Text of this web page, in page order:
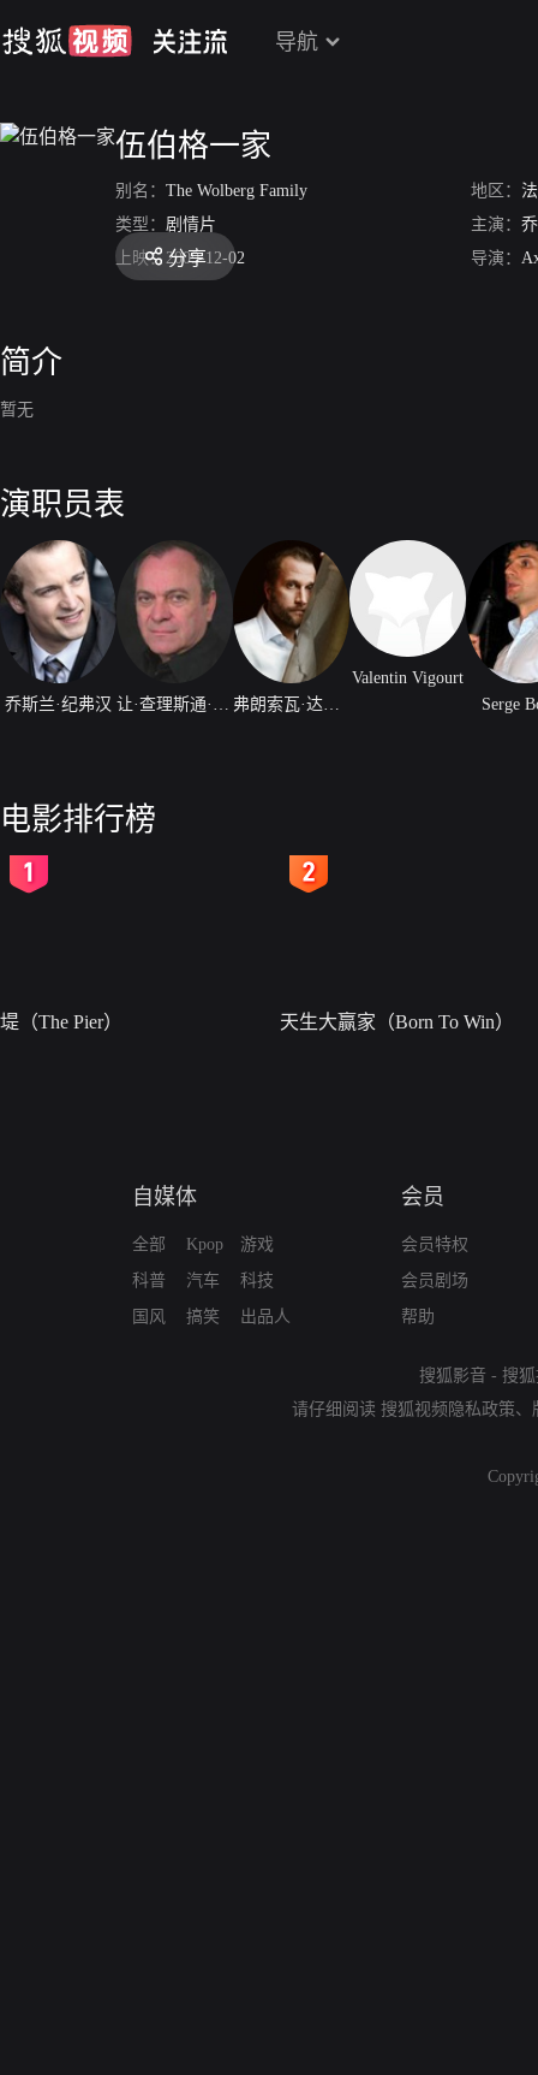
导航
伍伯格一家
别名： The Wolberg Family 地区：
类型： 剧情片 主演：
上映： 2009-12-02 导演：
分享
简介
暂无
演职员表
乔斯兰·纪弗汉
Valentin Vigourt
Serge
电影排行榜
堤（The Pier） 天生大赢家（Born To Win）
自媒体
全部
科普
国风
Kpop
汽车
搞笑
游戏
科技
出品人
会员
会员特权
会员剧场
帮助
搜狐影音 - 搜
请仔细阅读 搜狐视频隐私政策、